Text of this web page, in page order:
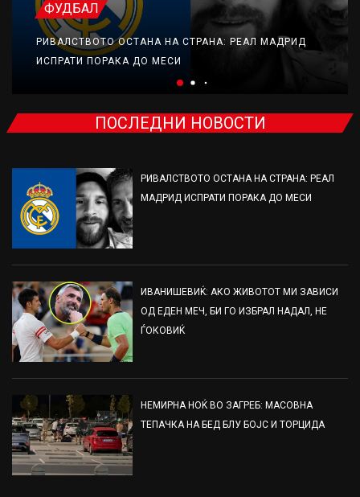
ФУДБАЛ
РИВАЛСТВОТО ОСТАНА НА СТРАНА: РЕАЛ МАДРИД
ИСПРАТИ ПОРАКА ДО МЕСИ
ПОСЛЕДНИ НОВОСТИ
РИВАЛСТВОТО ОСТАНА НА СТРАНА: РЕАЛ
МАДРИД ИСПРАТИ ПОРАКА ДО МЕСИ
ИВАНИШЕВИЌ: АКО ЖИВОТОТ МИ ЗАВИСИ
ОД ЕДЕН МЕЧ, БИ ГО ИЗБРАЛ НАДАЛ, НЕ
ЃОКОВИЌ
НЕМИРНА НОЌ ВО ЗАГРЕБ: МАСОВНА
ТЕПАЧКА НА БЕД БЛУ БОЈС И ТОРЦИДА